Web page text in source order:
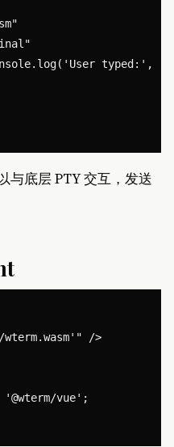
typed:',
与底层 PTY 交互，发送
wterm.wasm'" />
vue';